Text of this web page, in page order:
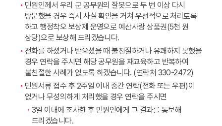
민원인께서 우리 군 공무원의 잘못으로 두 번 이상 다시
방문했을 경우 즉시 사실 확인을 거쳐 우선적으로 처리토록
하고 행정착오 보상제 운영으로 예산사랑 상품권(5천 원
상당)으로 보상해 드리겠습니다.
전화를 하셨거나 받으셨을 때 불친절하거나 유쾌하지 못했을
경우 연락을 주시면 해당 공무원을 재교육하고 반복하여
불친절한 사례가 없도록 하겠습니다. (연락처 330-2472)
민원서류 접수 후 2주일 이내 중간 연락(전화 또는 우편)이
없거나 무성의하게 처리했을 경우 연락을 주시면
3일 이내에 조사한 후 민원인에게 그 결과를 통보해
드리겠습니다.